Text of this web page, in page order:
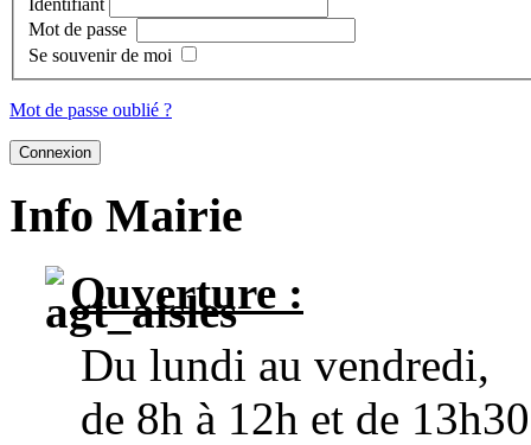
Identifiant
Mot de passe
Se souvenir de moi
Mot de passe oublié ?
Info Mairie
Ouverture :
Du lundi au vendredi,
de 8h à 12h et de